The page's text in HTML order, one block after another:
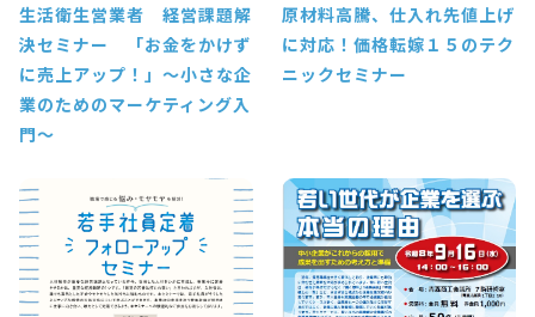
生活衛生営業者 経営課題解
決セミナー 「お金をかけず
に売上アップ！」～小さな企
業のためのマーケティング入
門～
原材料高騰、仕入れ先値上げ
に対応！価格転嫁１５のテク
ニックセミナー